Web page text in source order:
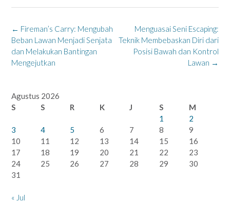
Post
navigation
Menguasai Seni Escaping:
Teknik Membebaskan Diri dari
Posisi Bawah dan Kontrol
Lawan →
← Fireman’s Carry: Mengubah
Beban Lawan Menjadi Senjata
dan Melakukan Bantingan
Mengejutkan
Agustus 2026
S
S R K J S
M
1
2
3
4 5 6 7 8
9
10
11 12 13 14 15
16
17
18 19 20 21 22
23
24
25 26 27 28 29
30
31
« Jul